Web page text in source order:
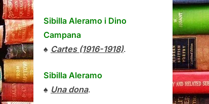
Sibilla Aleramo i Dino
Campana
♠ Cartes (1916-1918).
Sibilla Aleramo
♠ Una dona.